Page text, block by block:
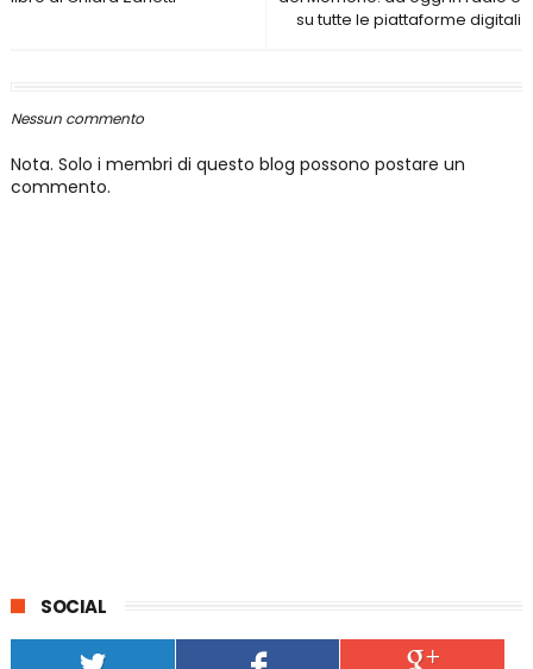
su tutte le piattaforme digitali
Nessun commento
Nota. Solo i membri di questo blog possono postare un
commento.
SOCIAL